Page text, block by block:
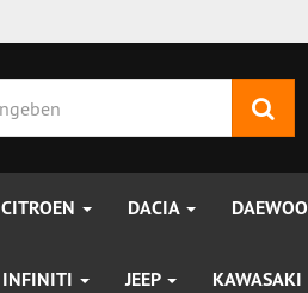
CITROEN DACIA DAEWOO
INFINITI JEEP KAWASAKI